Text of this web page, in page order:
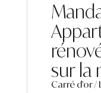
sur la
Carré d'or /